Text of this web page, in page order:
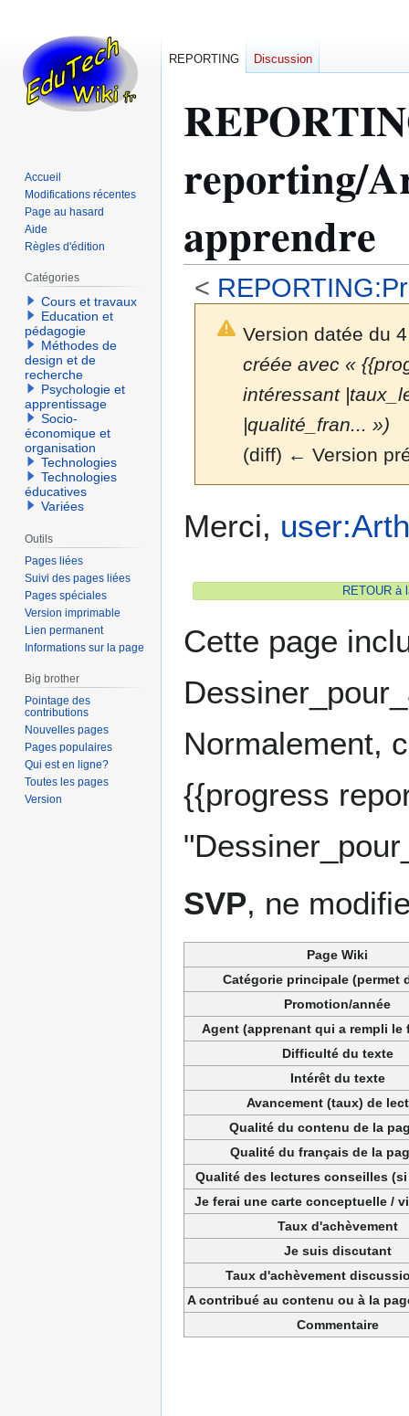
reporting/
apprendre
<
Version datée du
créée avec «
intéressant
|qualité_fran... »)
(diff) ← Version
Merci,
RETOUR à
Cette page
Normalement,
{{progress
SVP, ne
Page Wiki
Catégorie principale (permet
Promotion/année
Agent (apprenant qui a rempli le
Difficulté du texte
Intérêt du texte
Avancement (taux) de
Qualité du contenu de la
Qualité du français de la
Qualité des lectures conseilles
Je ferai une carte conceptuelle /
Taux d'achèvement
Je suis discutant
Taux d'achèvement
A contribué au contenu ou à la
Commentaire
REPORTING Discussion
Accueil
Modifications récentes
Page au hasard
Aide
Règles d'édition
Catégories
Cours et travaux
Education et
pédagogie
Méthodes de
design et de
recherche
Psychologie et
apprentissage
Socio-
économique et
organisation
Technologies
Technologies
éducatives
Variées
Outils
Pages liées
Suivi des pages liées
Pages spéciales
Version imprimable
Lien permanent
Informations sur la page
Big brother
Pointage des
contributions
Nouvelles pages
Pages populaires
Qui est en ligne?
Toutes les pages
Version